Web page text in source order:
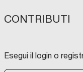
CONTRIBUTI
Esegui il login o